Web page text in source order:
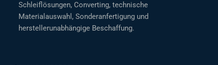
Schleiflösungen, Converting, technische
Materialauswahl, Sonderanfertigung und
herstellerunabhängige Beschaffung.